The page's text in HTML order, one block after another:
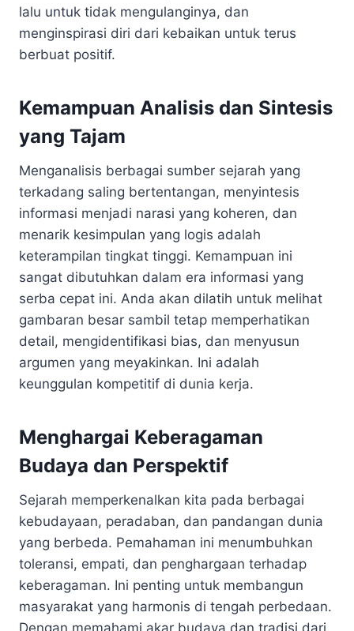
lalu untuk tidak mengulanginya, dan
menginspirasi diri dari kebaikan untuk terus
berbuat positif.
Kemampuan Analisis dan Sintesis
yang Tajam
Menganalisis berbagai sumber sejarah yang
terkadang saling bertentangan, menyintesis
informasi menjadi narasi yang koheren, dan
menarik kesimpulan yang logis adalah
keterampilan tingkat tinggi. Kemampuan ini
sangat dibutuhkan dalam era informasi yang
serba cepat ini. Anda akan dilatih untuk melihat
gambaran besar sambil tetap memperhatikan
detail, mengidentifikasi bias, dan menyusun
argumen yang meyakinkan. Ini adalah
keunggulan kompetitif di dunia kerja.
Menghargai Keberagaman
Budaya dan Perspektif
Sejarah memperkenalkan kita pada berbagai
kebudayaan, peradaban, dan pandangan dunia
yang berbeda. Pemahaman ini menumbuhkan
toleransi, empati, dan penghargaan terhadap
keberagaman. Ini penting untuk membangun
masyarakat yang harmonis di tengah perbedaan.
Dengan memahami akar budaya dan tradisi dari